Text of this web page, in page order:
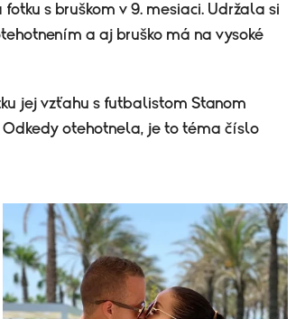
s bruškom v 9. mesiaci. Udržala si
a aj bruško má na vysoké
jej vzťahu s futbalistom Stanom
otehotnela, je to téma číslo